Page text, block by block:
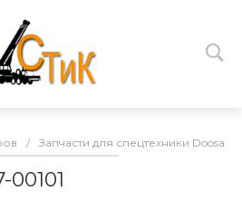
/ Запчасти для спецтехники Doosan